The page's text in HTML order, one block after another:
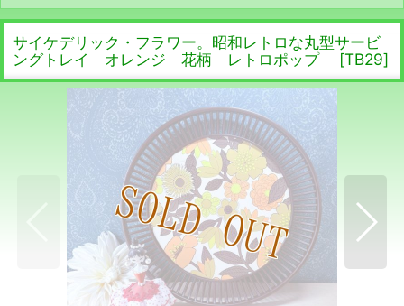
サイケデリック・フラワー。昭和レトロな丸型サービ
ングトレイ オレンジ 花柄 レトロポップ
[TB29]